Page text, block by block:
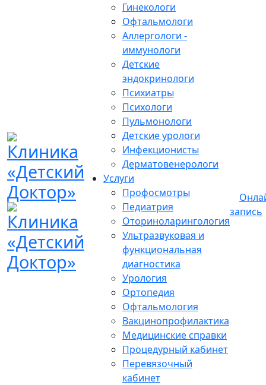
Гинекологи
Офтальмологи
Аллергологи -
иммунологи
Детские
эндокринологи
Психиатры
Психологи
Пульмонологи
Детские урологи
Инфекционисты
Дерматовенерологи
Услуги
Профосмотры
Педиатрия
Оториноларингология
Ультразвуковая и
функциональная
диагностика
Урология
Ортопедия
Офтальмология
Вакцинопрофилактика
Медицинские справки
Процедурный кабинет
Перевязочный
кабинет
запись